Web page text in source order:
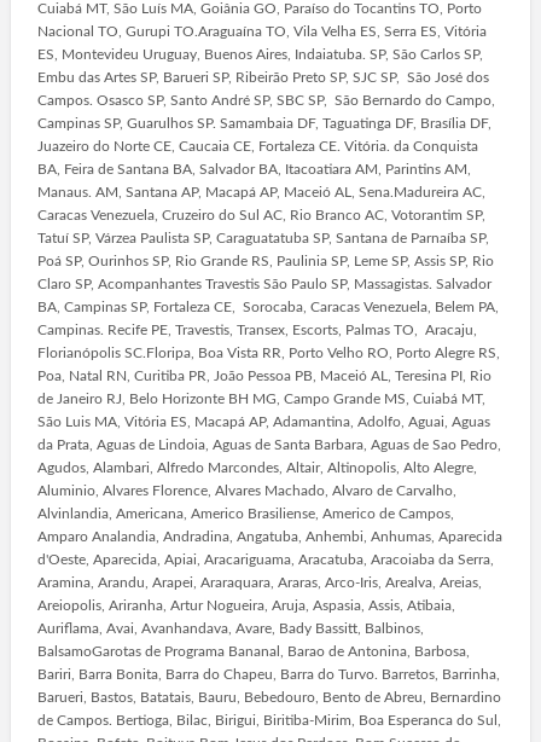
Cuiabá MT, São Luís MA, Goiânia GO, Paraíso do Tocantins TO, Porto
Nacional TO, Gurupi TO.Araguaína TO, Vila Velha ES, Serra ES, Vitória
ES, Montevideu Uruguay, Buenos Aires, Indaiatuba. SP, São Carlos SP,
Embu das Artes SP, Barueri SP, Ribeirão Preto SP, SJC SP, São José dos
Campos. Osasco SP, Santo André SP, SBC SP, São Bernardo do Campo,
Campinas SP, Guarulhos SP. Samambaia DF, Taguatinga DF, Brasília DF,
Juazeiro do Norte CE, Caucaia CE, Fortaleza CE. Vitória. da Conquista
BA, Feira de Santana BA, Salvador BA, Itacoatiara AM, Parintins AM,
Manaus. AM, Santana AP, Macapá AP, Maceió AL, Sena.Madureira AC,
Caracas Venezuela, Cruzeiro do Sul AC, Rio Branco AC, Votorantim SP,
Tatuí SP, Várzea Paulista SP, Caraguatatuba SP, Santana de Parnaíba SP,
Poá SP, Ourinhos SP, Rio Grande RS, Paulinia SP, Leme SP, Assis SP, Rio
Claro SP, Acompanhantes Travestis São Paulo SP, Massagistas. Salvador
BA, Campinas SP, Fortaleza CE, Sorocaba, Caracas Venezuela, Belem PA,
Campinas. Recife PE, Travestis, Transex, Escorts, Palmas TO, Aracaju,
Florianópolis SC.Floripa, Boa Vista RR, Porto Velho RO, Porto Alegre RS,
Poa, Natal RN, Curitiba PR, João Pessoa PB, Maceió AL, Teresina PI, Rio
de Janeiro RJ, Belo Horizonte BH MG, Campo Grande MS, Cuiabá MT,
São Luis MA, Vitória ES, Macapá AP, Adamantina, Adolfo, Aguai, Aguas
da Prata, Aguas de Lindoia, Aguas de Santa Barbara, Aguas de Sao Pedro,
Agudos, Alambari, Alfredo Marcondes, Altair, Altinopolis, Alto Alegre,
Aluminio, Alvares Florence, Alvares Machado, Alvaro de Carvalho,
Alvinlandia, Americana, Americo Brasiliense, Americo de Campos,
Amparo Analandia, Andradina, Angatuba, Anhembi, Anhumas, Aparecida
d'Oeste, Aparecida, Apiai, Aracariguama, Aracatuba, Aracoiaba da Serra,
Aramina, Arandu, Arapei, Araraquara, Araras, Arco-Iris, Arealva, Areias,
Areiopolis, Ariranha, Artur Nogueira, Aruja, Aspasia, Assis, Atibaia,
Auriflama, Avai, Avanhandava, Avare, Bady Bassitt, Balbinos,
BalsamoGarotas de Programa Bananal, Barao de Antonina, Barbosa,
Bariri, Barra Bonita, Barra do Chapeu, Barra do Turvo. Barretos, Barrinha,
Barueri, Bastos, Batatais, Bauru, Bebedouro, Bento de Abreu, Bernardino
de Campos. Bertioga, Bilac, Birigui, Biritiba-Mirim, Boa Esperanca do Sul,